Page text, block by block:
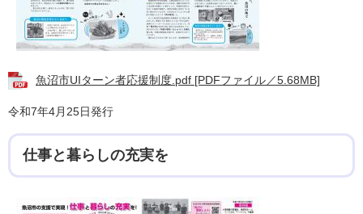
魚沼市UIターン者応援制度.pdf [PDFファイル／5.68MB]
令和7年4月25日発行
仕事と暮らしの充実を